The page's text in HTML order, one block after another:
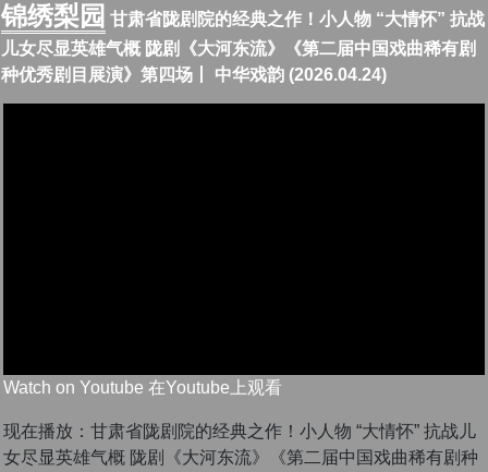
锦绣梨园 甘肃省陇剧院的经典之作！小人物 “大情怀” 抗战
儿女尽显英雄气概 陇剧《大河东流》《第二届中国戏曲稀有剧
种优秀剧目展演》第四场丨 中华戏韵 (2026.04.24)
Watch on Youtube 在Youtube上观看
现在播放：甘肃省陇剧院的经典之作！小人物 “大情怀” 抗战儿
女尽显英雄气概 陇剧《大河东流》《第二届中国戏曲稀有剧种